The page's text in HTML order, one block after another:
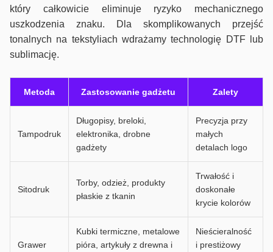
który całkowicie eliminuje ryzyko mechanicznego
uszkodzenia znaku. Dla skomplikowanych przejść
tonalnych na tekstyliach wdrażamy technologię DTF lub
sublimację.
Metoda Zastosowanie gadżetu Zalety
Tampodruk
Długopisy, breloki,
elektronika, drobne
gadżety
Precyzja przy
małych
detalach logo
Sitodruk
Torby, odzież, produkty
płaskie z tkanin
Trwałość i
doskonałe
krycie kolorów
Grawer
Kubki termiczne, metalowe
pióra, artykuły z drewna i
Nieścieralność
i prestiżowy